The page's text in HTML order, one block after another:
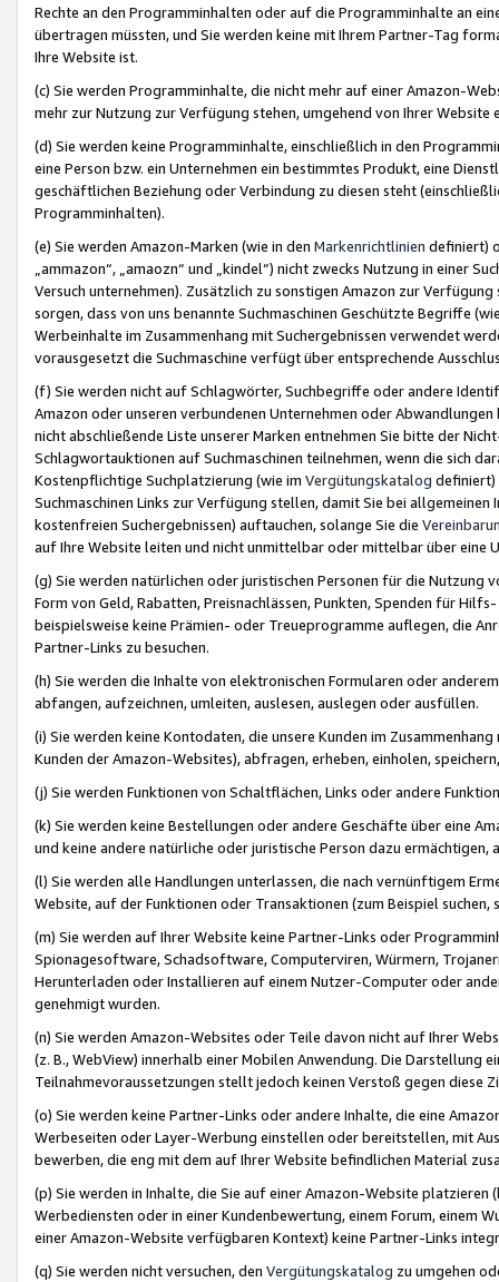
Rechte an den Programminhalten oder auf die Programminhalte an
übertragen müssten, und Sie werden keine mit Ihrem Partner-Tag
Ihre Website ist.
(c) Sie werden Programminhalte, die nicht mehr auf einer Amazon-
mehr zur Nutzung zur Verfügung stehen, umgehend von Ihrer
(d) Sie werden keine Programminhalte, einschließlich in den
eine Person bzw. ein Unternehmen ein bestimmtes Produkt, eine
geschäftlichen Beziehung oder Verbindung zu diesen steht
Programminhalten).
(e) Sie werden Amazon-Marken (wie in den Markenrichtlinien definiert)
„ammazon“, „amaozn“ und „kindel“) nicht zwecks Nutzung in einer
Versuch unternehmen). Zusätzlich zu sonstigen Amazon zur
sorgen, dass von uns benannte Suchmaschinen Geschützte Begriffe
Werbeinhalte im Zusammenhang mit Suchergebnissen verwendet
vorausgesetzt die Suchmaschine verfügt über entsprechende
(f) Sie werden nicht auf Schlagwörter, Suchbegriffe oder andere
Amazon oder unseren verbundenen Unternehmen oder
nicht abschließende Liste unserer Marken entnehmen Sie bitte der
Schlagwortauktionen auf Suchmaschinen teilnehmen, wenn die sich
Kostenpflichtige Suchplatzierung (wie im Vergütungskatalog definiert)
Suchmaschinen Links zur Verfügung stellen, damit Sie bei
kostenfreien Suchergebnissen) auftauchen, solange Sie die
auf Ihre Website leiten und nicht unmittelbar oder mittelbar über eine
(g) Sie werden natürlichen oder juristischen Personen für die Nutzung
Form von Geld, Rabatten, Preisnachlässen, Punkten, Spenden für
beispielsweise keine Prämien- oder Treueprogramme auflegen, die
Partner-Links zu besuchen.
(h) Sie werden die Inhalte von elektronischen Formularen oder
abfangen, aufzeichnen, umleiten, auslesen, auslegen oder ausfüllen.
(i) Sie werden keine Kontodaten, die unsere Kunden im
Kunden der Amazon-Websites), abfragen, erheben, einholen,
(j) Sie werden Funktionen von Schaltflächen, Links oder andere
(k) Sie werden keine Bestellungen oder andere Geschäfte über eine
und keine andere natürliche oder juristische Person dazu
(l) Sie werden alle Handlungen unterlassen, die nach vernünftigem
Website, auf der Funktionen oder Transaktionen (zum Beispiel
(m) Sie werden auf Ihrer Website keine Partner-Links oder
Spionagesoftware, Schadsoftware, Computerviren, Würmern,
Herunterladen oder Installieren auf einem Nutzer-Computer oder
genehmigt wurden.
(n) Sie werden Amazon-Websites oder Teile davon nicht auf Ihrer
(z. B., WebView) innerhalb einer Mobilen Anwendung. Die Darstellung
Teilnahmevoraussetzungen stellt jedoch keinen Verstoß gegen diese
(o) Sie werden keine Partner-Links oder andere Inhalte, die eine
Werbeseiten oder Layer-Werbung einstellen oder bereitstellen, mit
bewerben, die eng mit dem auf Ihrer Website befindlichen Material
(p) Sie werden in Inhalte, die Sie auf einer Amazon-Website
Werbediensten oder in einer Kundenbewertung, einem Forum, einem
einer Amazon-Website verfügbaren Kontext) keine Partner-Links
(q) Sie werden nicht versuchen, den Vergütungskatalog zu umgehen